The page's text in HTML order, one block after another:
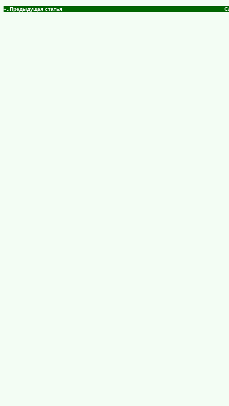
«..Предыдущая статья